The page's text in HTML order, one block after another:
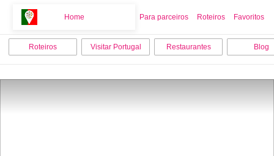
Home Para parceiros Roteiros Favoritos
Home
Roteiros Visitar Portugal Restaurantes Blog